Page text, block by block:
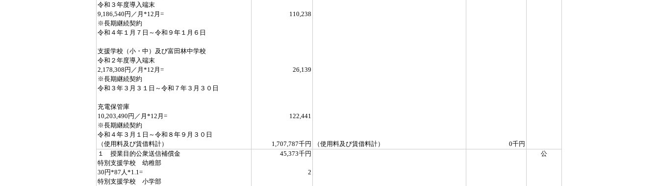
令和３年度導入端末
9,186,540円／月*12月=
110,238
※長期継続契約
令和４年１月７日～令和９年１月６日
支援学校（小・中）及び富田林中学校
令和２年度導入端末
2,178,308円／月*12月=
26,139
※長期継続契約
令和３年３月３１日～令和７年３月３０日
充電保管庫
10,203,490円／月*12月=
122,441
※長期継続契約
令和４年３月１日～令和８年９月３０日
（使用料及び賃借料計）
1,707,787千円 （使用料及び賃借料計）
0千円
１ 授業目的公衆送信補償金
45,373千円
公
特別支援学校 幼稚部
30円*87人*1.1=
2
特別支援学校 小学部